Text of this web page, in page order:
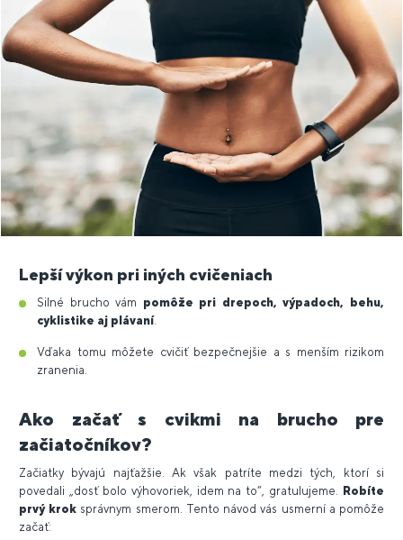
Lepší výkon pri iných cvičeniach
Silné brucho vám pomôže pri drepoch, výpadoch, behu,
cyklistike aj plávaní.
Vďaka tomu môžete cvičiť bezpečnejšie a s menším rizikom
zranenia.
Ako začať s cvikmi na brucho pre
začiatočníkov?
Začiatky bývajú najťažšie. Ak však patríte medzi tých, ktorí si
povedali „dosť bolo výhovoriek, idem na to“, gratulujeme.
Robíte
prvý krok správnym smerom. Tento návod vás usmerní a pomôže
začať: